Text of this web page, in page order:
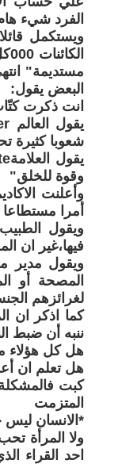
الفرد شيء
ويستكمل
مستديمة"
البعض يقول:
انت ذكرت كتّاب من العرب0000 ومن اجل
شعوبا كثيرة
وقوة للخلق"
وأعلنت
أمرا
ويقول
فيها،غير ان
ويقول مدير
المصحة أو
لغرائزهم
كما اذكر ان
ننبه أن ضبط
هل كل هؤلاء
هل تعلم ان
كبت فالمشكلة
المتزمت
*الانسان
ولا المرأة